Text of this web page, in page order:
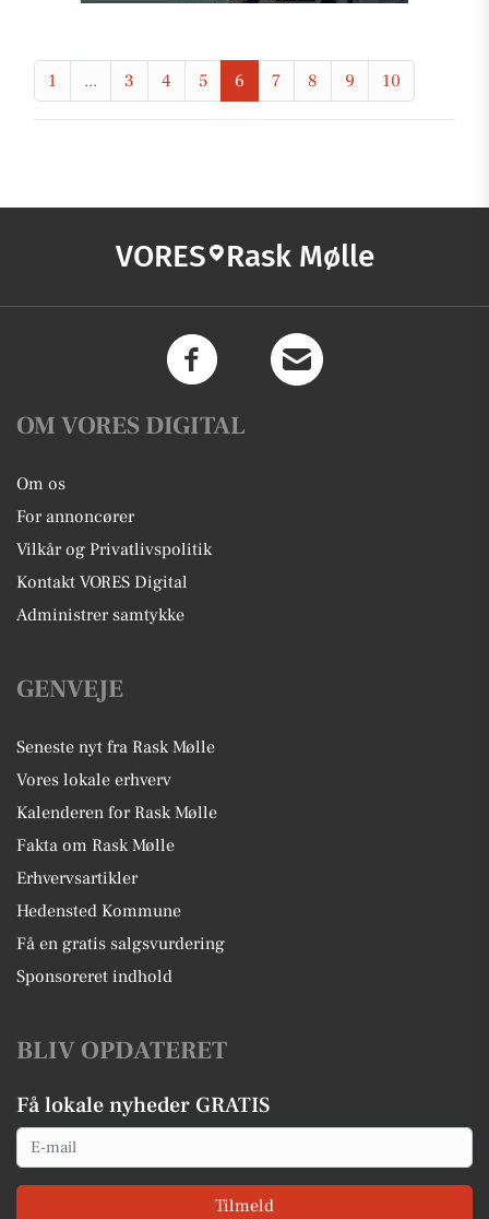
1 ... 3 4 5 6 7 8 9 10
VORES Rask Mølle
OM VORES DIGITAL
Om os
For annoncører
Vilkår og Privatlivspolitik
Kontakt VORES Digital
Administrer samtykke
GENVEJE
Seneste nyt fra Rask Mølle
Vores lokale erhverv
Kalenderen for Rask Mølle
Fakta om Rask Mølle
Erhvervsartikler
Hedensted Kommune
Få en gratis salgsvurdering
Sponsoreret indhold
BLIV OPDATERET
Få lokale nyheder GRATIS
Email
Tilmeld